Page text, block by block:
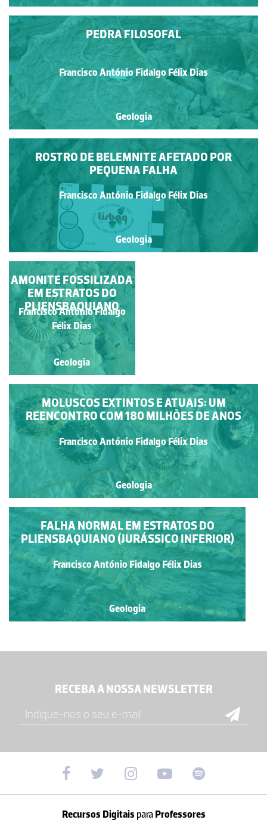
PEDRA FILOSOFAL
Francisco António Fidalgo Félix Dias
Geologia
ROSTRO DE BELEMNITE AFETADO POR
PEQUENA FALHA
Francisco António Fidalgo Félix Dias
Geologia
ICNOFÓSSEIS DO
PLIENSBAQUIANO DE
PENICHE
Francisco António Fidalgo
Félix Dias
Geologia
AMONITE FOSSILIZADA
EM ESTRATOS DO
PLIENSBAQUIANO
Francisco António Fidalgo
Félix Dias
Geologia
MOLUSCOS EXTINTOS E ATUAIS: UM
REENCONTRO COM 180 MILHÕES DE ANOS
Francisco António Fidalgo Félix Dias
Geologia
FALHA NORMAL EM ESTRATOS DO
PLIENSBAQUIANO (JURÁSSICO INFERIOR)
Francisco António Fidalgo Félix Dias
Geologia
RECEBA A NOSSA NEWSLETTER
Recursos Digitais paraProfessores